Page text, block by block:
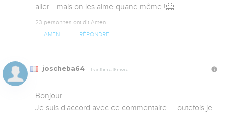
aller'...mais on les aime quand même !🤗
23 personnes ont dit Amen
AMEN RÉPONDRE
joscheba64 Il y a 5 ans, 9 mois
Bonjour.
Je suis d'accord avec ce commentaire.  Toutefois je